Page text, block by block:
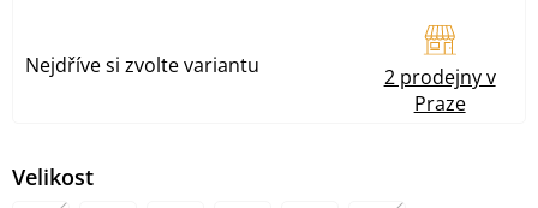
Velikost
Nejdříve si zvolte variantu
2 prodejny v
Praze